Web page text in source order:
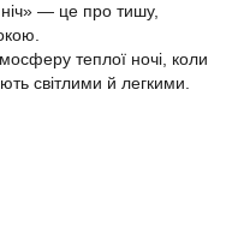
— це про тишу,
теплої ночі, коли
світлими й легкими.